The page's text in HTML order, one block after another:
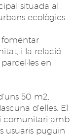
situada al
ecològics.
fomentar
i la relació
en
50 m2,
d'elles. El
comunitari amb
usuaris puguin